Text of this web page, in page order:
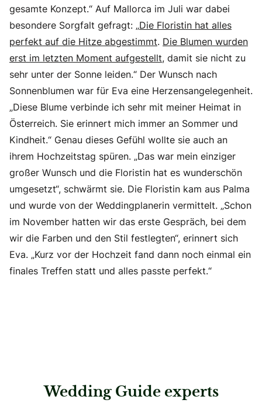
gesamte Konzept.“ Auf Mallorca im Juli war dabei
besondere Sorgfalt gefragt: „Die Floristin hat alles
perfekt auf die Hitze abgestimmt. Die Blumen wurden
erst im letzten Moment aufgestellt, damit sie nicht zu
sehr unter der Sonne leiden.“ Der Wunsch nach
Sonnenblumen war für Eva eine Herzensangelegenheit.
„Diese Blume verbinde ich sehr mit meiner Heimat in
Österreich. Sie erinnert mich immer an Sommer und
Kindheit.“ Genau dieses Gefühl wollte sie auch an
ihrem Hochzeitstag spüren. „Das war mein einziger
großer Wunsch und die Floristin hat es wunderschön
umgesetzt“, schwärmt sie. Die Floristin kam aus Palma
und wurde von der Weddingplanerin vermittelt. „Schon
im November hatten wir das erste Gespräch, bei dem
wir die Farben und den Stil festlegten“, erinnert sich
Eva. „Kurz vor der Hochzeit fand dann noch einmal ein
finales Treffen statt und alles passte perfekt.“
Wedding Guide experts